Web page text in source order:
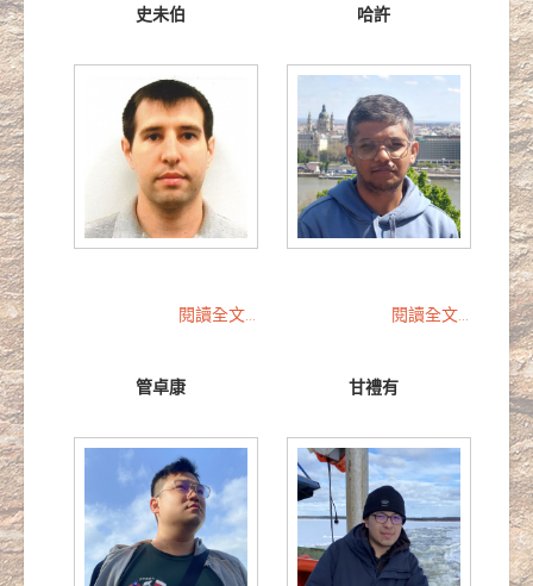
史未伯
閱讀全文...
哈許
閱讀全文...
管卓康 甘禮有